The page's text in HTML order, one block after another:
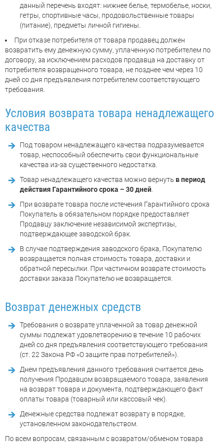
данный перечень входят: нижнее белье, термобелье, носки,
гетры, спортивные часы, продовольственные товары
(питание), предметы личной гигиены.
При отказе потребителя от товара продавец должен
возвратить ему денежную сумму, уплаченную потребителем по
договору, за исключением расходов продавца на доставку от
потребителя возвращенного товара, не позднее чем через 10
дней со дня предъявления потребителем соответствующего
требования.
Условия возврата товара ненадлежащего
качества
Под товаром ненадлежащего качества подразумевается
товар, неспособный обеспечить свои функциональные
качества из-за существенного недостатка.
Товар ненадлежащего качества можно вернуть в период
действия Гарантийного срока – 30 дней
При возврате товара после истечения Гарантийного срока
Покупатель в обязательном порядке предоставляет
Продавцу заключение независимой экспертизы,
подтверждающее заводской брак.
В случае подтверждения заводского брака, Покупателю
возвращается полная стоимость товара, доставки и
обратной пересылки. При частичном возврате стоимость
доставки заказа Покупателю не возвращается.
Возврат денежных средств
Требования о возврате уплаченной за товар денежной
суммы подлежат удовлетворению в течение 10 рабочих
дней со дня предъявления соответствующего требования
(ст. 22 Закона РФ «О защите прав потребителей»).
Днем предъявления данного требования считается день
получения Продавцом возвращаемого товара, заявления
на возврат товара и документа, подтверждающего факт
оплаты товара (товарный или кассовый чек).
Денежные средства подлежат возврату в порядке,
установленном законодательством.
По всем вопросам, связанным с возвратом/обменом товара